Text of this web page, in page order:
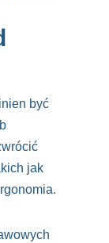
być
jak